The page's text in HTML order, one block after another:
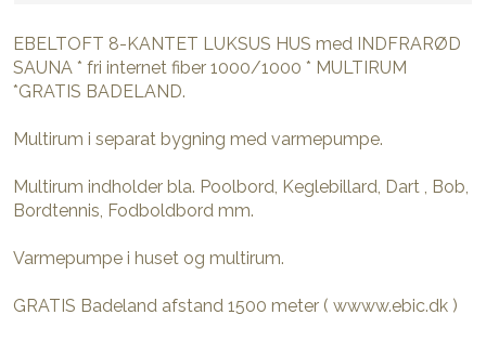
EBELTOFT 8-KANTET LUKSUS HUS med INDFRARØD
SAUNA * fri internet fiber 1000/1000 * MULTIRUM
*GRATIS BADELAND.
Multirum i separat bygning med varmepumpe.
Multirum indholder bla. Poolbord, Keglebillard, Dart , Bob,
Bordtennis, Fodboldbord mm.
Varmepumpe i huset og multirum.
GRATIS Badeland afstand 1500 meter ( wwww.ebic.dk )